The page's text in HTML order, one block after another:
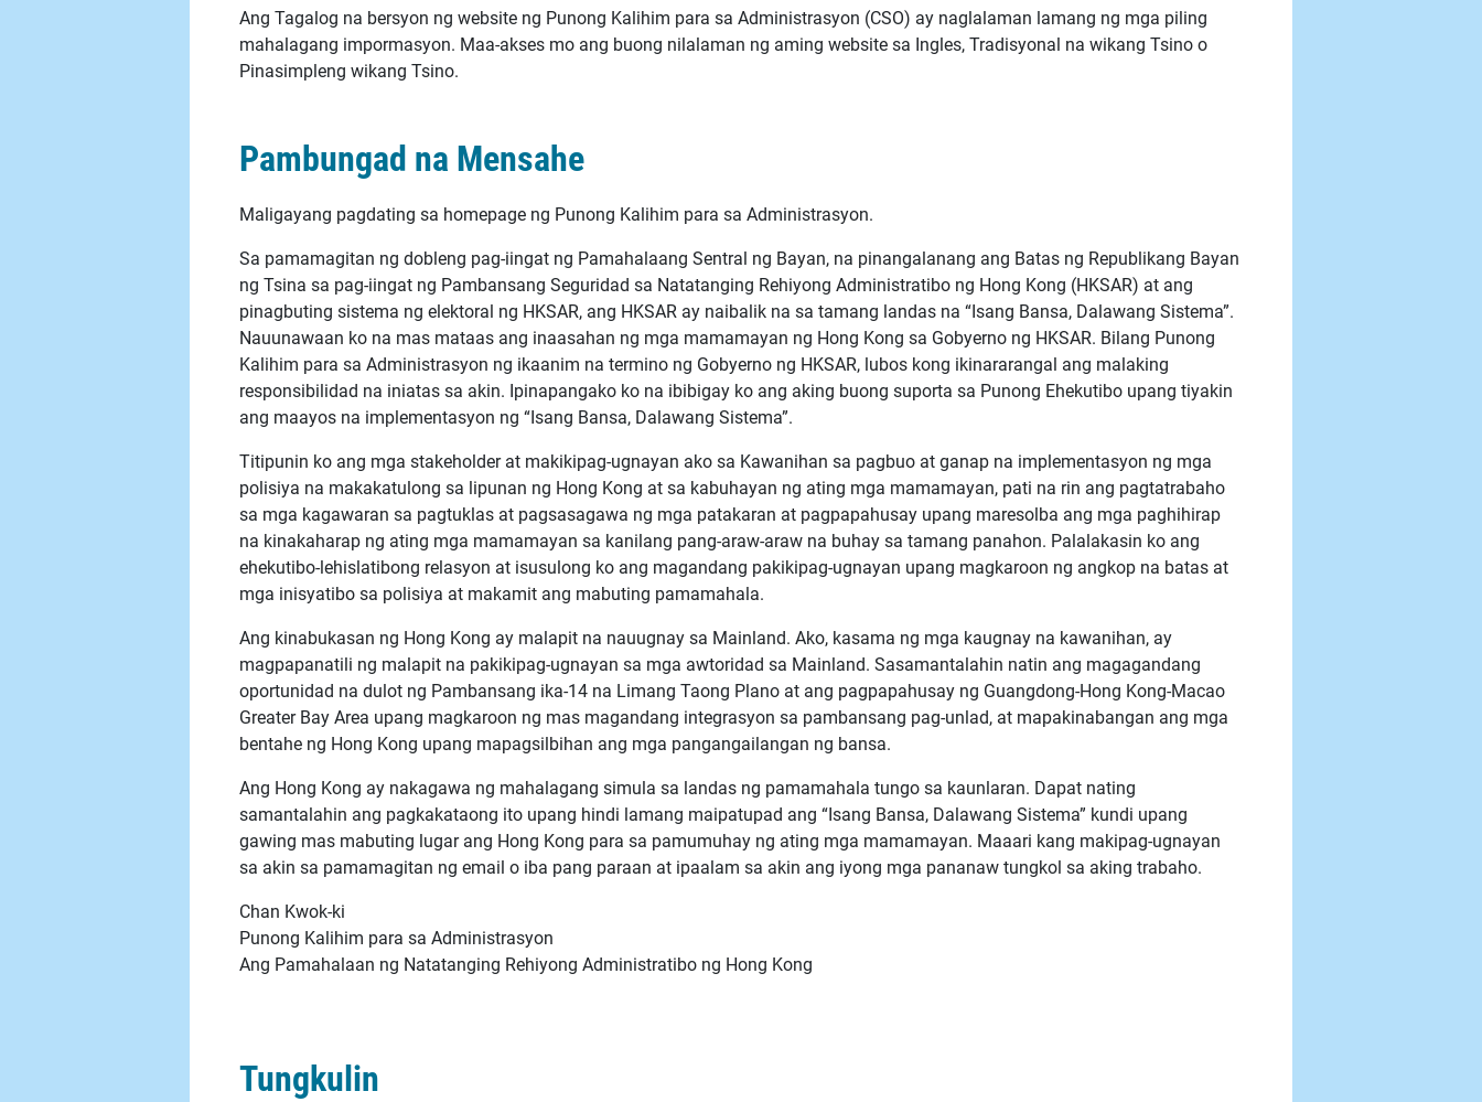
Ang Tagalog na bersyon ng website ng Punong Kalihim para sa Administrasyon (CSO) ay naglalaman lamang ng mga piling
mahalagang impormasyon. Maa-akses mo ang buong nilalaman ng aming website sa Ingles, Tradisyonal na wikang Tsino o
Pinasimpleng wikang Tsino.
Pambungad na Mensahe
Maligayang pagdating sa homepage ng Punong Kalihim para sa Administrasyon.
Sa pamamagitan ng dobleng pag-iingat ng Pamahalaang Sentral ng Bayan, na pinangalanang ang Batas ng Republikang Bayan
ng Tsina sa pag-iingat ng Pambansang Seguridad sa Natatanging Rehiyong Administratibo ng Hong Kong (HKSAR) at ang
pinagbuting sistema ng elektoral ng HKSAR, ang HKSAR ay naibalik na sa tamang landas na “Isang Bansa, Dalawang Sistema”.
Nauunawaan ko na mas mataas ang inaasahan ng mga mamamayan ng Hong Kong sa Gobyerno ng HKSAR. Bilang Punong
Kalihim para sa Administrasyon ng ikaanim na termino ng Gobyerno ng HKSAR, lubos kong ikinararangal ang malaking
responsibilidad na iniatas sa akin. Ipinapangako ko na ibibigay ko ang aking buong suporta sa Punong Ehekutibo upang tiyakin
ang maayos na implementasyon ng “Isang Bansa, Dalawang Sistema”.
Titipunin ko ang mga stakeholder at makikipag-ugnayan ako sa Kawanihan sa pagbuo at ganap na implementasyon ng mga
polisiya na makakatulong sa lipunan ng Hong Kong at sa kabuhayan ng ating mga mamamayan, pati na rin ang pagtatrabaho
sa mga kagawaran sa pagtuklas at pagsasagawa ng mga patakaran at pagpapahusay upang maresolba ang mga paghihirap
na kinakaharap ng ating mga mamamayan sa kanilang pang-araw-araw na buhay sa tamang panahon. Palalakasin ko ang
ehekutibo-lehislatibong relasyon at isusulong ko ang magandang pakikipag-ugnayan upang magkaroon ng angkop na batas at
mga inisyatibo sa polisiya at makamit ang mabuting pamamahala.
Ang kinabukasan ng Hong Kong ay malapit na nauugnay sa Mainland. Ako, kasama ng mga kaugnay na kawanihan, ay
magpapanatili ng malapit na pakikipag-ugnayan sa mga awtoridad sa Mainland. Sasamantalahin natin ang magagandang
oportunidad na dulot ng Pambansang ika-14 na Limang Taong Plano at ang pagpapahusay ng Guangdong-Hong Kong-Macao
Greater Bay Area upang magkaroon ng mas magandang integrasyon sa pambansang pag-unlad, at mapakinabangan ang mga
bentahe ng Hong Kong upang mapagsilbihan ang mga pangangailangan ng bansa.
Ang Hong Kong ay nakagawa ng mahalagang simula sa landas ng pamamahala tungo sa kaunlaran. Dapat nating
samantalahin ang pagkakataong ito upang hindi lamang maipatupad ang “Isang Bansa, Dalawang Sistema” kundi upang
gawing mas mabuting lugar ang Hong Kong para sa pamumuhay ng ating mga mamamayan. Maaari kang makipag-ugnayan
sa akin sa pamamagitan ng email o iba pang paraan at ipaalam sa akin ang iyong mga pananaw tungkol sa aking trabaho.
Chan Kwok-ki
Punong Kalihim para sa Administrasyon
Ang Pamahalaan ng Natatanging Rehiyong Administratibo ng Hong Kong
Tungkulin